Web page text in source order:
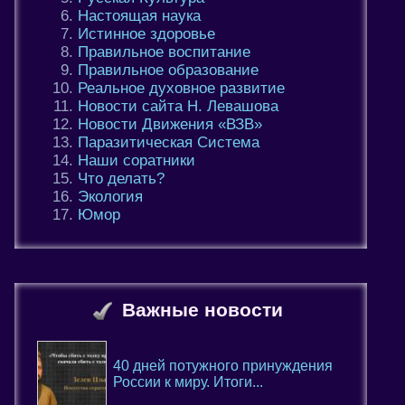
Настоящая наука
Истинное здоровье
Правильное воспитание
Правильное образование
Реальное духовное развитие
Новости сайта Н. Левашова
Новости Движения «ВЗВ»
Паразитическая Система
Наши соратники
Что делать?
Экология
Юмор
Важные новости
40 дней потужного принуждения
России к миру. Итоги...